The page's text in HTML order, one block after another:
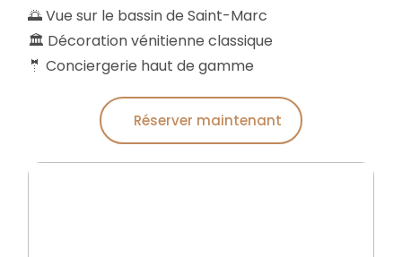
🌅 Vue sur le bassin de Saint-Marc
🏛️ Décoration vénitienne classique
🤵 Conciergerie haut de gamme
Réserver maintenant